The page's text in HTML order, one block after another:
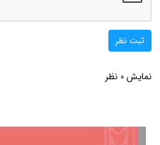
ثبت نظر
نمایش 0 نظر